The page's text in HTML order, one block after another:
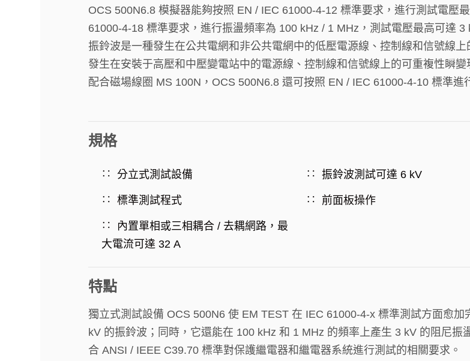
OCS 500N6.8 模擬器能夠按照 EN / IEC 61000-4-12 標準要求，進行測試電壓
61000-4-18 標準要求，進行振盪頻率為 100 kHz / 1 MHz，測試電壓最高可達 3
振鈴波是一種發生在公共電網和非公共電網中的低壓電源線、控制線和信號線
發生在安裝于高壓和中壓變電站中的電源線、控制線和信號線上的可重複性瞬變
配合磁場線圈 MS 100N，OCS 500N6.8 還可按照 EN / IEC 61000-4-10 標準進
規格
分立式測試設備 振鈴波測試可達 6 kV
標準測試程式 前面板操作
內置單相或三相耦合 / 去耦網路，最
大電流可達 32 A
特點
獨立式測試設備 OCS 500N6 使 EM TEST 在 IEC 61000-4-x 標準測試方面愈
kV 的振鈴波；同時，它還能在 100 kHz 和 1 MHz 的頻率上產生 3 kV 的阻尼
合 ANSI / IEEE C39.70 標準對保護繼電器和繼電器系統進行測試的相關要求。